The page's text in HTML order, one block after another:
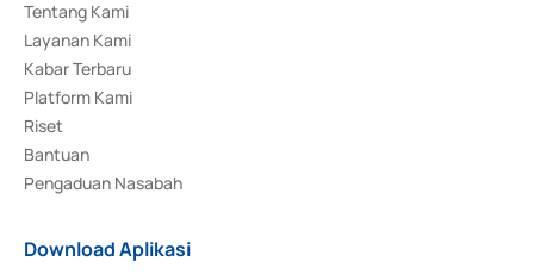
Tentang Kami
Layanan Kami
Kabar Terbaru
Platform Kami
Riset
Bantuan
Pengaduan Nasabah
Download Aplikasi